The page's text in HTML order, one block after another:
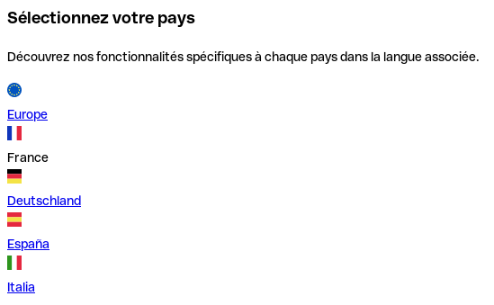
Sélectionnez votre pays
Découvrez nos fonctionnalités spécifiques à chaque pays dans la langue associée.
Europe
France
Deutschland
España
Italia